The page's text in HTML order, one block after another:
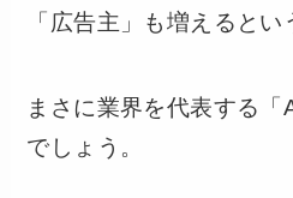
「広告主」も増えるとい
まさに業界を代表する
でしょう。